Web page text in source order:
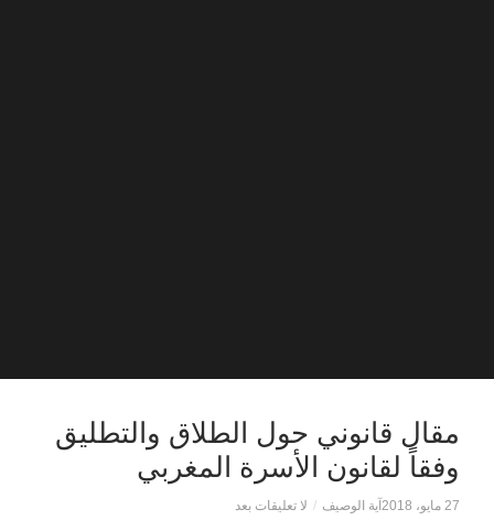
مقال قانوني حول الطلاق والتطليق
وفقاً لقانون الأسرة المغربي
27 مايو، 2018 آية الوصيف / لا تعليقات بعد